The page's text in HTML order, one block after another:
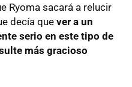
Ryoma sacará a relucir
decía que ver a un
serio en este tipo de
más gracioso